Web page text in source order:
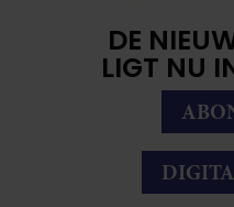
DE
LIGT NU